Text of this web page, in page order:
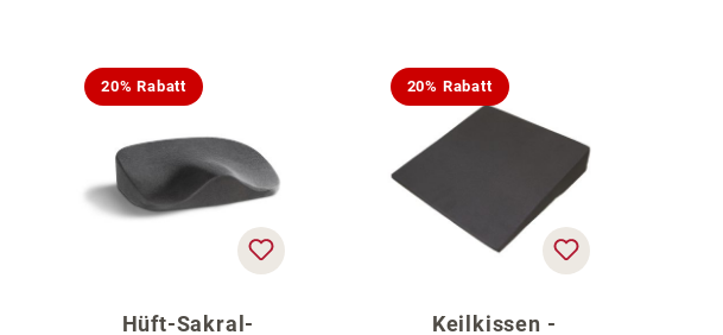
20% Rabatt
Hüft-Sakral-
20% Rabatt
Keilkissen -